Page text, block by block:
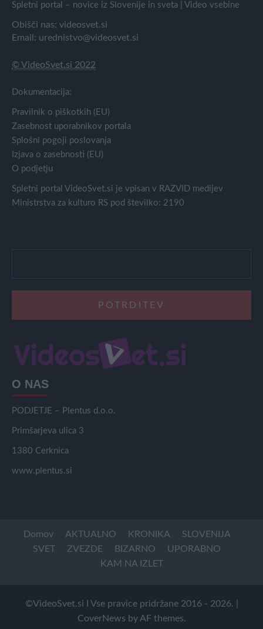
Spletni portal – novice iz Slovenije in sveta | Video vsebine
Obišči nas: videosvet.si
Email: urednistvo@videosvet.si
© VideoSvet.si 2022
Dokumentacija:
Pravilnik o piškotkih (EU)
Zasebnost uporabnikov portala
Splošni pogoji poslovanja
Izjava o zasebnosti (EU)
O podjetju
Spletni portal VideoSvet.si je vpisan v RAZVID medijev
Ministrstva za kulturo RS pod številko: 2190
O NAS
PODJETJE – Plentus d.o.o.
Primšarjeva ulica 3
1380 Cerknica
www.plentus.si
Domov AKTUALNO KRONIKA
SLOVENIJA
SVET
ZVEZDE BIZARNO
UPORABNO
KAM NA IZLET
©VideoSvet.si I Vse pravice pridržane 2016 - 2026.
CoverNews by AF themes.